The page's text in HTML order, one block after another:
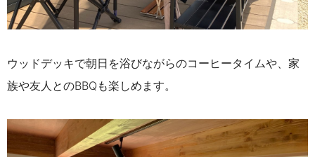
ウッドデッキで朝日を浴びながらのコーヒータイムや、家
族や友人とのBBQも楽しめます。